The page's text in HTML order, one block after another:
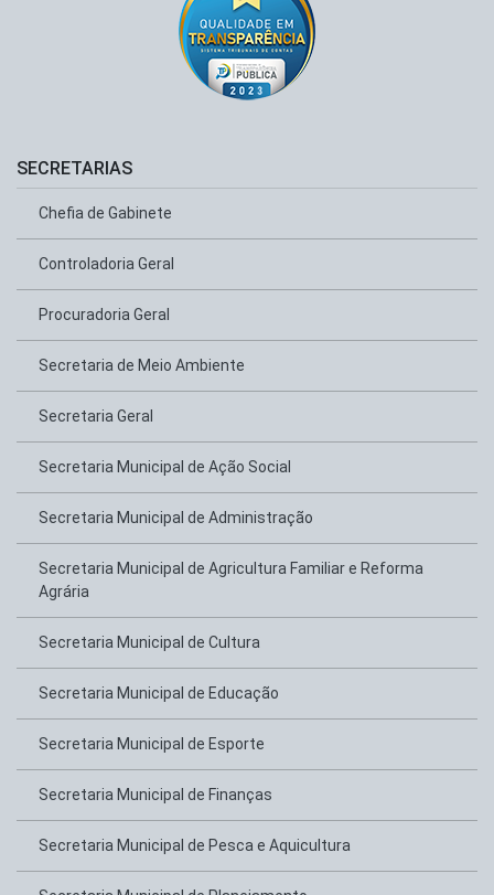
SECRETARIAS
Chefia de Gabinete
Controladoria Geral
Procuradoria Geral
Secretaria de Meio Ambiente
Secretaria Geral
Secretaria Municipal de Ação Social
Secretaria Municipal de Administração
Secretaria Municipal de Agricultura Familiar e Reforma
Agrária
Secretaria Municipal de Cultura
Secretaria Municipal de Educação
Secretaria Municipal de Esporte
Secretaria Municipal de Finanças
Secretaria Municipal de Pesca e Aquicultura